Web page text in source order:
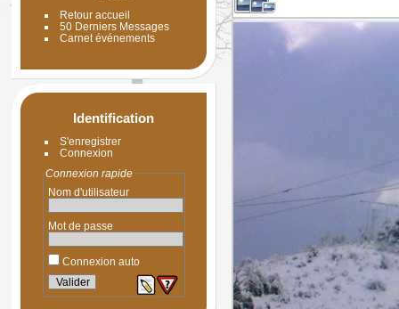
Retour accueil
50 Derniers Messages
Carnet événements
Identification
S'enregistrer
Connexion
Connexion rapide
Nom d'utilisateur
Mot de passe
Connexion auto